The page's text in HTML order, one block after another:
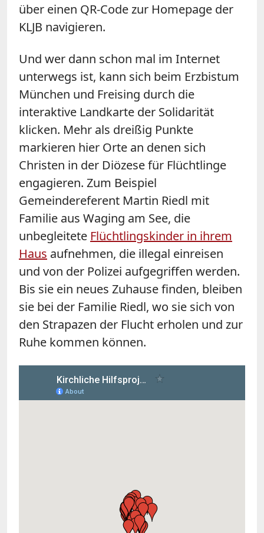
über einen QR-Code zur Homepage der
KLJB navigieren.
Und wer dann schon mal im Internet
unterwegs ist, kann sich beim Erzbistum
München und Freising durch die
interaktive Landkarte der Solidarität
klicken. Mehr als dreißig Punkte
markieren hier Orte an denen sich
Christen in der Diözese für Flüchtlinge
engagieren. Zum Beispiel
Gemeindereferent Martin Riedl mit
Familie aus Waging am See, die
unbegleitete Flüchtlingskinder in ihrem
Haus aufnehmen, die illegal einreisen
und von der Polizei aufgegriffen werden.
Bis sie ein neues Zuhause finden, bleiben
sie bei der Familie Riedl, wo sie sich von
den Strapazen der Flucht erholen und zur
Ruhe kommen können.